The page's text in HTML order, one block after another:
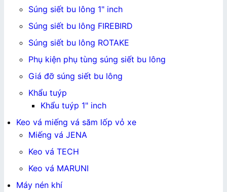
Súng siết bu lông 1" inch
Súng siết bu lông FIREBIRD
Súng siết bu lông ROTAKE
Phụ kiện phụ tùng súng siết bu lông
Giá đỡ súng siết bu lông
Khẩu tuýp
Khẩu tuýp 1" inch
Keo vá miếng vá săm lốp vỏ xe
Miếng vá JENA
Keo vá TECH
Keo vá MARUNI
Máy nén khí